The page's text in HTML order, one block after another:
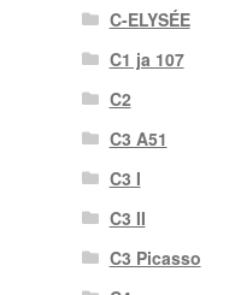
C-ELYSÉE
C1 ja 107
C2
C3 A51
C3 I
C3 II
C3 Picasso